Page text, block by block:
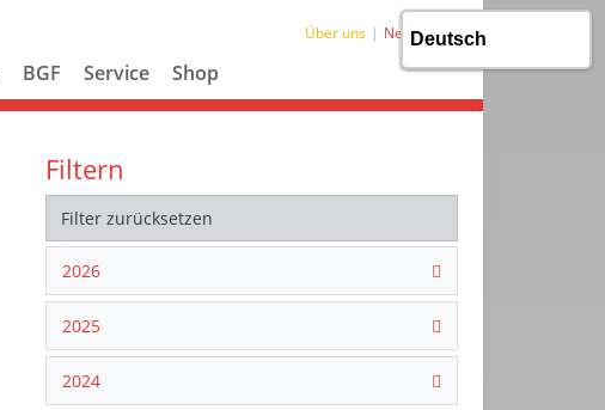
Über uns News
BGF Service Shop
Filtern
Filter zurücksetzen
2026
2025
2024